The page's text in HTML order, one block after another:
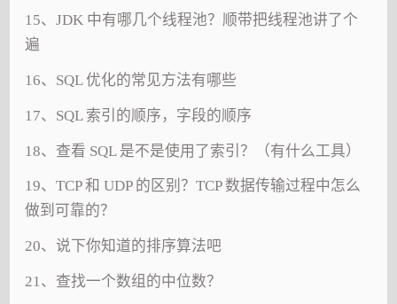
15、JDK 中有哪几个线程池？顺带把线程池讲了个
遍
16、SQL 优化的常见方法有哪些
17、SQL 索引的顺序，字段的顺序
18、查看 SQL 是不是使用了索引？（有什么工具）
19、TCP 和 UDP 的区别？TCP 数据传输过程中怎么
做到可靠的？
20、说下你知道的排序算法吧
21、查找一个数组的中位数？